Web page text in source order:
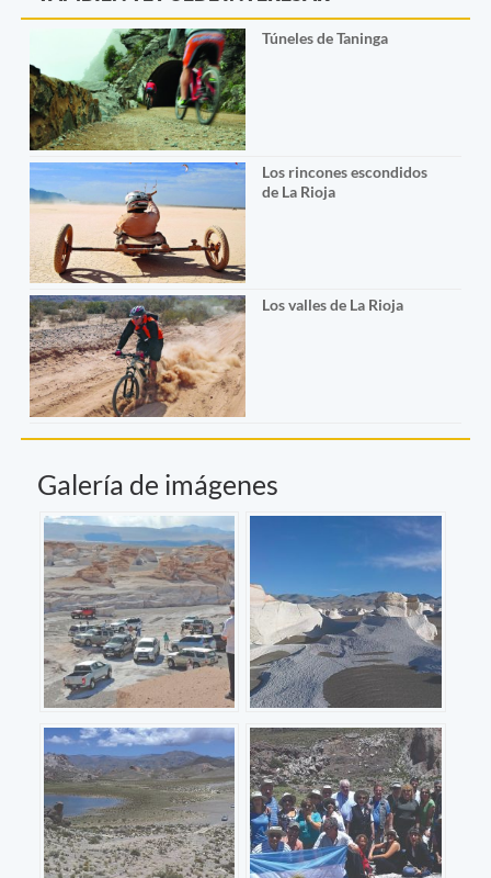
Túneles de Taninga
Los rincones escondidos
de La Rioja
Los valles de La Rioja
Galería de imágenes